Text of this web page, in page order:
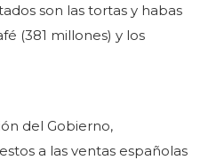
son las tortas y habas
(381 millones) y los
del Gobierno,
a las ventas españolas